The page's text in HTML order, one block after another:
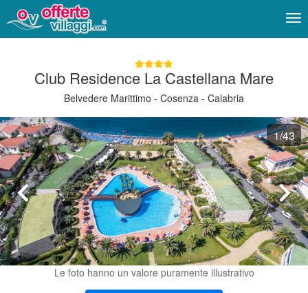
Club Residence La Castellana Mare
Belvedere Marittimo - Cosenza - Calabria
1/43
Le foto hanno un valore puramente illustrativo